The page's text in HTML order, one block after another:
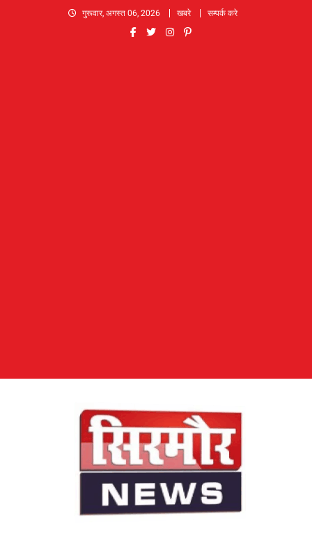
गुरूवार, अगस्त 06, 2026 खबरे सम्पर्क करे